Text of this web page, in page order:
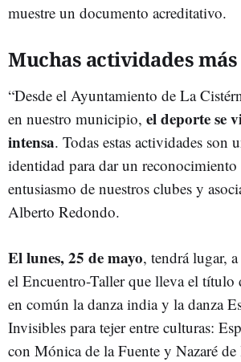
muestre un documento acreditativo.
Muchas actividades más
“Desde el Ayuntamiento de La
en nuestro municipio, el deporte se
intensa. Todas estas actividades son
identidad para dar un
entusiasmo de nuestros clubes y
Alberto Redondo.
El lunes, 25 de mayo, tendrá lugar,
el Encuentro-Taller que lleva el título
en común la danza india y la danza
Invisibles para tejer entre culturas:
con Mónica de la Fuente y Nazaré de